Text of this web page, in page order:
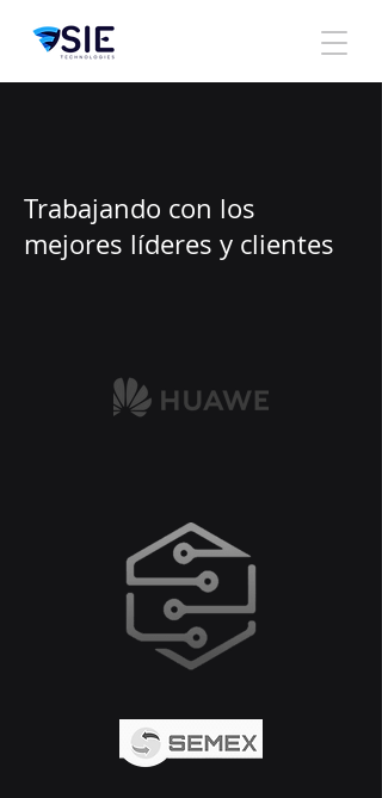
Trabajando con los
mejores líderes y clientes